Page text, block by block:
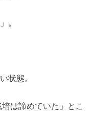
。
状態。
は諦めていた」とこ